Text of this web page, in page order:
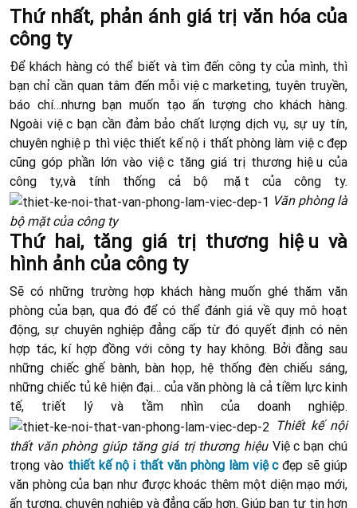
Thứ nhất, phản ánh giá trị văn hóa của
công ty
Để khách hàng có thể biết và tìm đến công ty của mình, thì
bạn chỉ cần quan tâm đến mỗi việc marketing, tuyên truyền,
báo chí…nhưng bạn muốn tạo ấn tượng cho khách hàng.
Ngoài việc bạn cần đảm bảo chất lượng dịch vụ, sự uy tín,
chuyên nghiệp thì việc thiết kế nội thất phòng làm việc đẹp
cũng góp phần lớn vào việc tăng giá trị thương hiệu của
công ty,và tính thống cả bộ mặt của công ty.
Văn phòng là
bộ mặt của công ty
Thứ hai, tăng giá trị thương hiệu và
hình ảnh của công ty
Sẽ có những trường hợp khách hàng muốn ghé thăm văn
phòng của bạn, qua đó để có thể đánh giá về quy mô hoạt
động, sự chuyên nghiệp đẳng cấp từ đó quyết định có nên
hợp tác, kí hợp đồng với công ty hay không. Bởi đằng sau
những chiếc ghế bành, bàn họp, hệ thống đèn chiếu sáng,
những chiếc tủ kê hiện đại… của văn phòng là cả tiềm lực kinh
tế, triết lý và tầm nhìn của doanh nghiệp.
Thiết kế nội
thất văn phòng giúp tăng giá trị thương hiệuViệc bạn chú
trọng vào thiết kế nội thất văn phòng làm việcđẹp sẽ giúp
văn phòng của bạn như được khoác thêm một diện mạo mới,
ấn tượng, chuyên nghiệp và đẳng cấp hơn. Giúp bạn tự tin hơn